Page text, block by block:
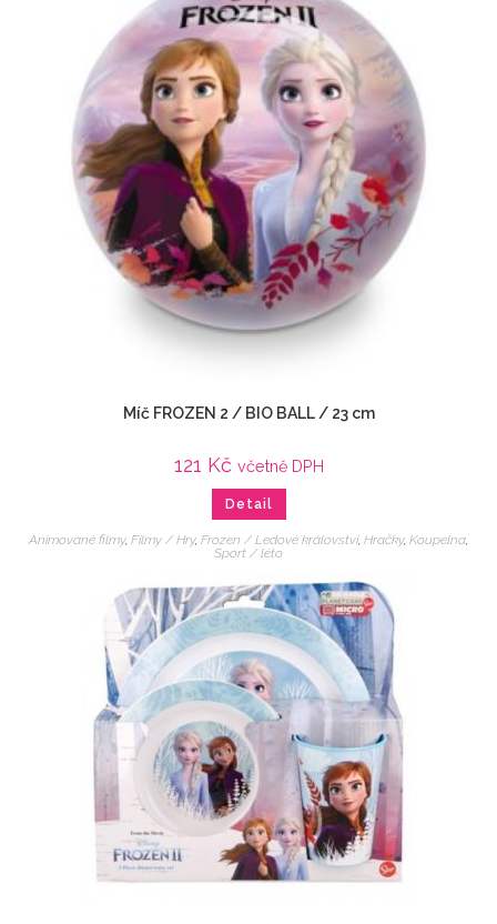
Míč FROZEN 2 / BIO BALL / 23 cm
121 Kč včetně DPH
Detail
Animované filmy, Filmy / Hry, Frozen / Ledové království, Hračky, Koupelna,
Sport / léto